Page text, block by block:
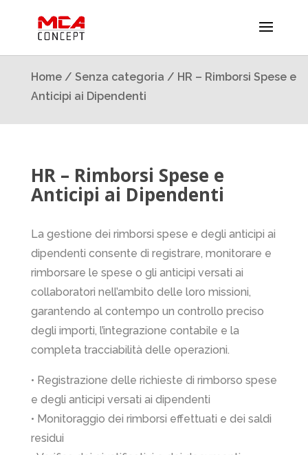
Home/ Senza categoria / HR – Rimborsi Spese e
Anticipi ai Dipendenti
HR – Rimborsi Spese e
Anticipi ai Dipendenti
La gestione dei rimborsi spese e degli anticipi ai
dipendenti consente di registrare, monitorare e
rimborsare le spese o gli anticipi versati ai
collaboratori nell’ambito delle loro missioni,
garantendo al contempo un controllo preciso
degli importi, l’integrazione contabile e la
completa tracciabilità delle operazioni.
• Registrazione delle richieste di rimborso spese
e degli anticipi versati ai dipendenti
• Monitoraggio dei rimborsi effettuati e dei saldi
residui